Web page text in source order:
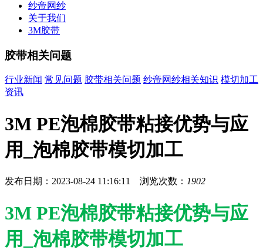
纱帝网纱
关于我们
3M胶带
胶带相关问题
行业新闻 常见问题 胶带相关问题 纱帝网纱相关知识 模切加工
资讯
3M PE泡棉胶带粘接优势与应
用_泡棉胶带模切加工
发布日期：2023-08-24 11:16:11 浏览次数： 1902
3M PE泡棉胶带粘接优势与应
用_泡棉胶带模切加工